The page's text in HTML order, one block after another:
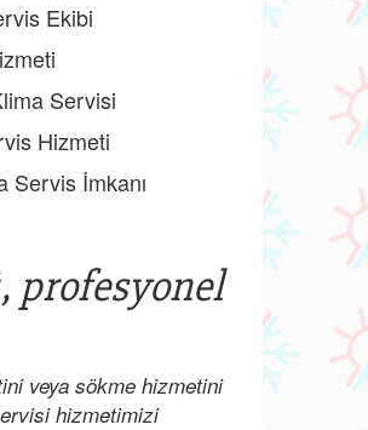
Ekibi
Servisi
Hizmeti
Servis İmkanı
profesyonel
veya sökme hizmetini
hizmetimizi